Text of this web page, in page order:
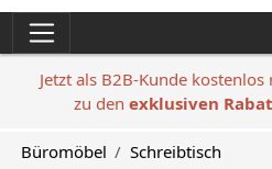
Jetzt als B2B-Kunde
zu den exklusiven
Büromöbel Schreibtisch